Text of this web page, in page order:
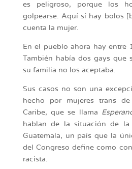
es peligroso, porque los
golpearse. Aquí sí hay bolos
cuenta la mujer.
En el pueblo ahora hay entre
También había dos gays que
su familia no los aceptaba.
Sus casos no son una
hecho por mujeres trans
Caribe, que se llama
hablan de la situación de la
Guatemala, un país que la
del Congreso define como
racista.